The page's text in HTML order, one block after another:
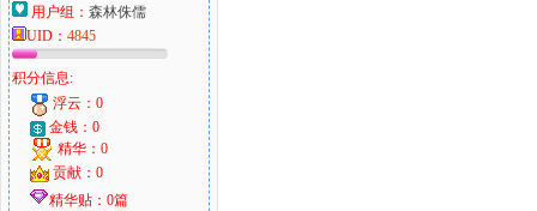
用户组： 森林侏儒
UID： 4845
积分信息:
浮云：0
金钱：0
精华：0
贡献：0
精华贴：0篇